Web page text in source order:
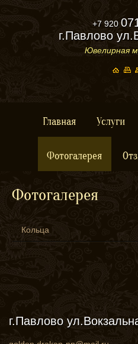
Главная Услуги
Фотогалерея
Фотогалерея
Кольца
+7 920
г.Павлово
Ювелирная
г.Павлово